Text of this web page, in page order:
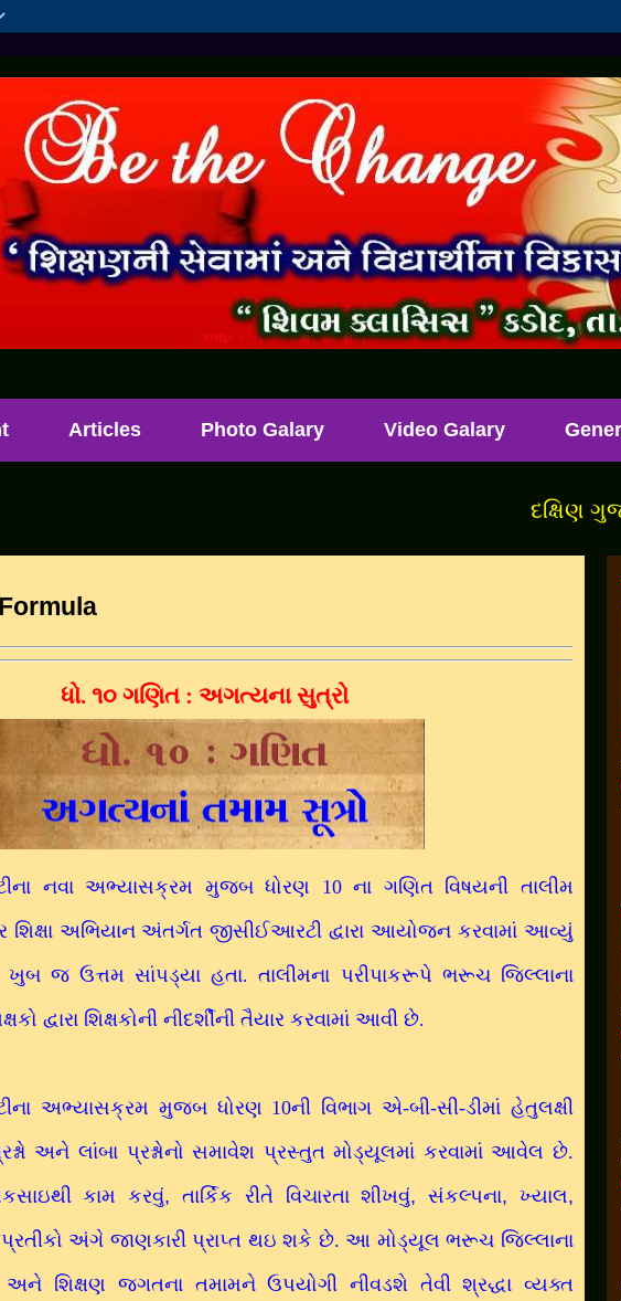
Articles Photo Galary Video Galary
દક્ષિણ
ધો. ૧૦ ગણિત : અગત્યના સુત્રો
નવા અભ્યાસક્રમ મુજબ ધોરણ 10 ના ગણિત વિષયની તાલીમ
અભિયાન અંતર્ગત જીસીઈઆરટી દ્વારા આયોજન કરવામાં આવ્યું
ખુબ જ ઉત્તમ સાંપડ્યા હતા. તાલીમના પરીપાકરૂપે ભરૂચ જિલ્લાના
દ્વારા શિક્ષકોની નીદર્શીની તૈયાર કરવામાં આવી છે.
અભ્યાસક્રમ મુજબ ધોરણ 10ની વિભાગ એ-બી-સી-ડીમાં હેતુલક્ષી
અને લાંબા પ્રશ્નોનો સમાવેશ પ્રસ્તુત મોડ્યૂલમાં કરવામાં આવેલ છે.
કામ કરવું,તાર્કિક રીતે વિચારતા શીખવું,સંકલ્પના,ખ્યાલ,
અંગે જાણકારી પ્રાપ્ત થઇ શકે છે. આ મોડ્યૂલ ભરૂચ જિલ્લાના
અને શિક્ષણ જગતના તમામને ઉપયોગી નીવડશે તેવી શ્રદ્ધા વ્યક્ત